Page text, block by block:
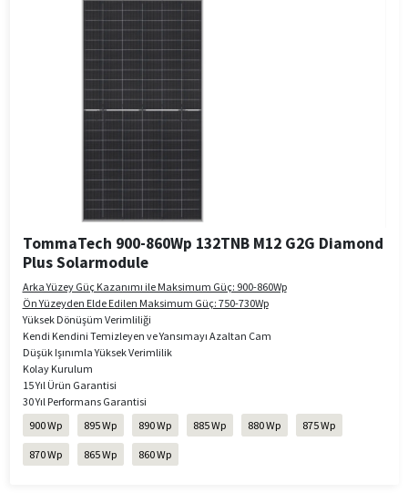
TommaTech 900-860Wp 132TNB M12 G2G Diamond
Plus Solarmodule
Arka Yüzey Güç Kazanımı ile Maksimum Güç: 900-860Wp
Ön Yüzeyden Elde Edilen Maksimum Güç: 750-730Wp
Yüksek Dönüşüm Verimliliği
Kendi Kendini Temizleyen ve Yansımayı Azaltan Cam
Düşük Işınımla Yüksek Verimlilik
Kolay Kurulum
15 Yıl Ürün Garantisi
30 Yıl Performans Garantisi
900 Wp
895 Wp 890 Wp 885 Wp 880 Wp 875 Wp
870 Wp 865 Wp 860 Wp